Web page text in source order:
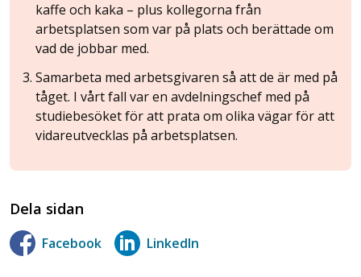
kaffe och kaka – plus kollegorna från
arbetsplatsen som var på plats och berättade om
vad de jobbar med.
Samarbeta med arbetsgivaren så att de är med på
tåget. I vårt fall var en avdelningschef med på
studiebesöket för att prata om olika vägar för att
vidareutvecklas på arbetsplatsen.
Dela sidan
Facebook LinkedIn